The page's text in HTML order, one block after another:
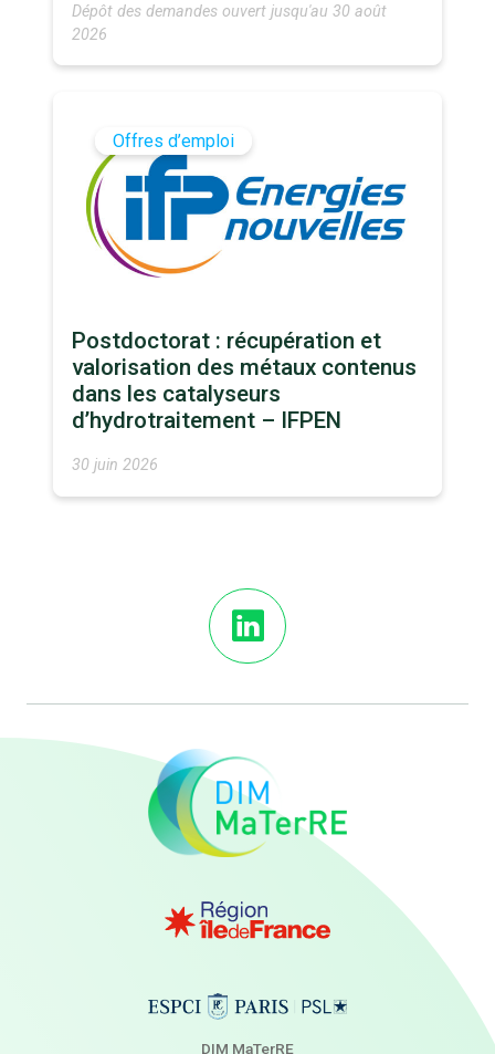
Dépôt des demandes ouvert jusqu'au 30 août
2026
Offres d’emploi
Postdoctorat : récupération et
valorisation des métaux contenus
dans les catalyseurs
d’hydrotraitement – IFPEN
30 juin 2026
DIM MaTerRE